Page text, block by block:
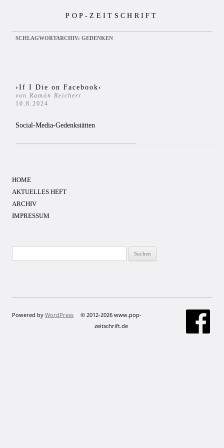
POP-ZEITSCHRIFT
SCHLAGWORTARCHIV: GEDENKEN
›If I Die on Facebook‹
von Ramón Reichert
10.8.2024
Social-Media-Gedenkstätten
HOME
AKTUELLES HEFT
ARCHIV
IMPRESSUM
nach:
Powered by WordPress
© 2012-2026 www.pop-
zeitschrift.de